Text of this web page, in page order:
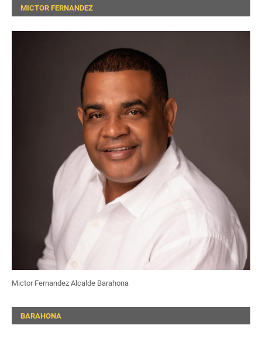
MICTOR FERNANDEZ
Mictor Fernandez Alcalde Barahona
BARAHONA